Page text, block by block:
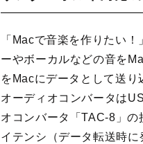
「Macで音楽を作りたい
ーやボーカルなどの音を
をMacにデータとして送り
オーディオコンバータは
オコンバータ「TAC-8」
イテンシ（データ転送時